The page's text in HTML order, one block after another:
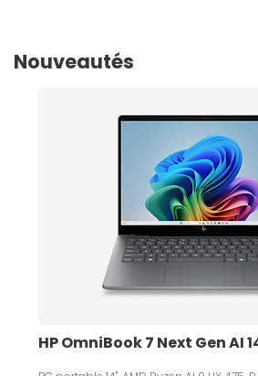
Nouveautés
HP OmniBook 7 Next Gen AI